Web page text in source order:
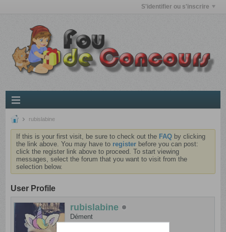
S'identifier ou s'inscrire
rubislabine
If this is your first visit, be sure to check out the FAQ by clicking
the link above. You may have to register before you can post:
click the register link above to proceed. To start viewing
messages, select the forum that you want to visit from the
selection below.
User Profile
rubislabine
Dément